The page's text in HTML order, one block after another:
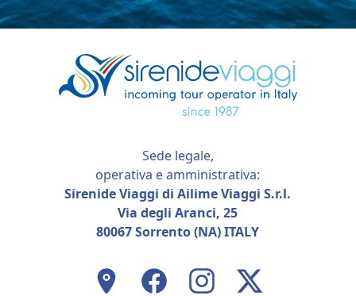
Sede legale,
operativa e amministrativa:
Sirenide Viaggi di Ailime Viaggi S.r.l.
Via degli Aranci, 25
80067 Sorrento (NA) ITALY